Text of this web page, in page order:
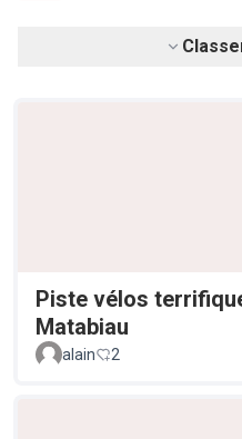
Piste vélos
Matabiau
alain 2